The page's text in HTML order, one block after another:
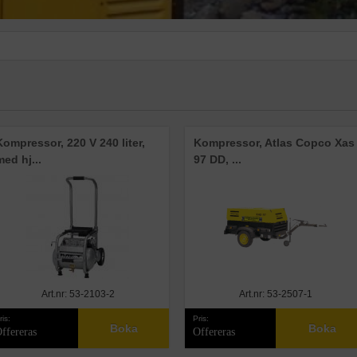
220 V 240 liter,
hj...
Art.nr: 53-2103-2
Boka
Kompressor, Atlas Copco Xas
97 DD, ...
Art.nr: 53-2507-1
Pris:
Offereras Boka